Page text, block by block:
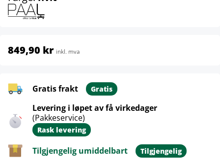
849,90 kr inkl. mva
Gratis frakt Gratis
Levering i løpet av få virkedager
(Pakkeservice)
Rask levering
Tilgjengelig umiddelbart Tilgjengelig